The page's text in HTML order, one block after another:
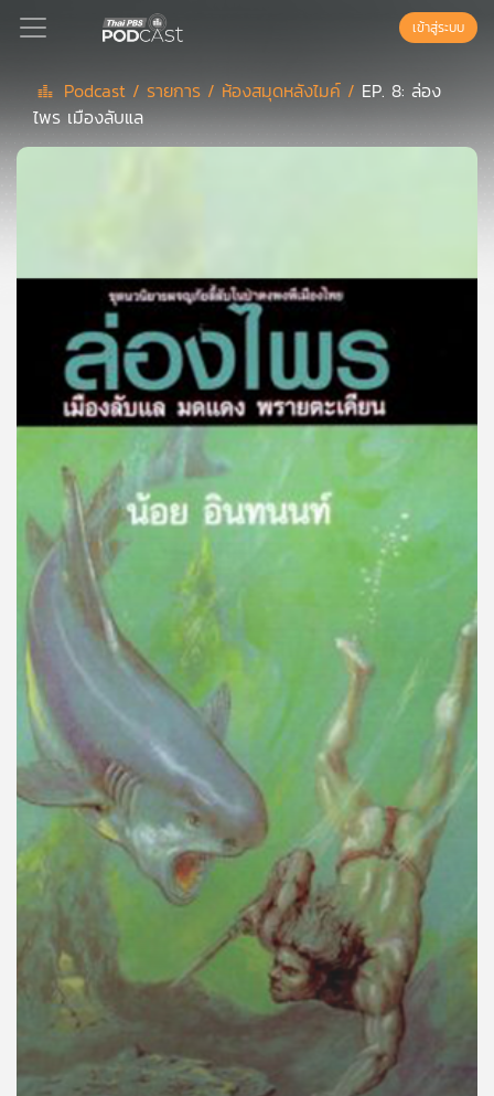
Podcast
สต์
ลิ
ของ
เพลง
บทความ
ข่าว
และ
กิจกรรม
เกี่ยว
กับ
เข้าสู่ระบบ
Podcast / รายการ / ห้องสมุดหลังไมค์ / EP. 8: ล่อง
ไพร เมืองลับแล